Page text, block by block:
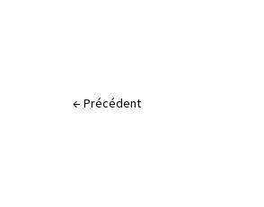
←Précédent